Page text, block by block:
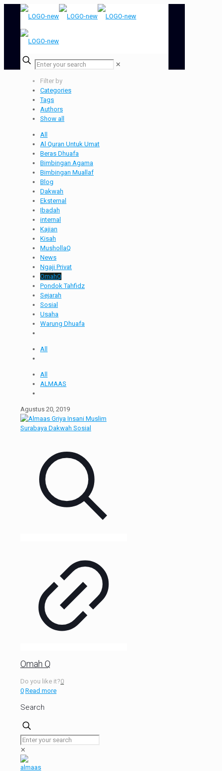
✕
Filter by
Categories
Tags
Authors
Show all
All
Al Quran Untuk Umat
Beras Dhuafa
Bimbingan Agama
Bimbingan Muallaf
Blog
Dakwah
Eksternal
Ibadah
internal
Kajian
Kisah
MushollaQ
News
Ngaji Privat
OmahQ
Pondok Tahfidz
Sejarah
Sosial
Usaha
Warung Dhuafa
All
All
ALMAAS
Agustus 20, 2019
Omah Q
Do you like it?0
0 Read more
Search
✕